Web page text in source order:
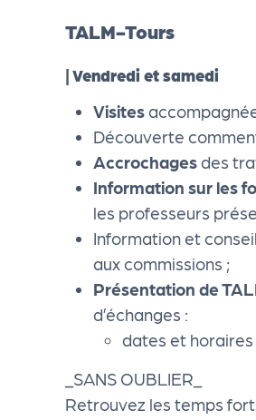
TALM-Tours
| Vendredi et samedi
Visites
Découverte
Accrochages des
Information sur les
les professeurs
Information et
aux commissions ;
Présentation de
d’échanges :
dates et
_SANS OUBLIER_
Retrouvez les temps
G!
Le
M
ag
Su
ivr
e
le